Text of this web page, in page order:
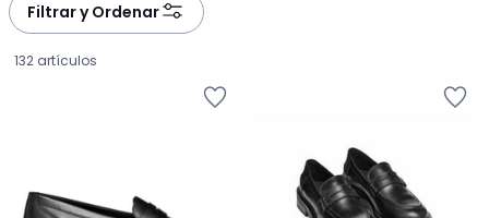
Filtrar y Ordenar
132 artículos